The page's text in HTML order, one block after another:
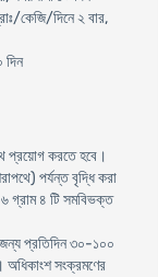
কেজি/দিনে ২ বার,
দিন
প্রয়োগ করতে হবে।
পর্যন্ত বৃদ্ধি করা
৬ গ্রাম ৪ টি সমবিভক্ত
প্রতিদিন ৩০-১০০
অধিকাংশ সংক্রমণের